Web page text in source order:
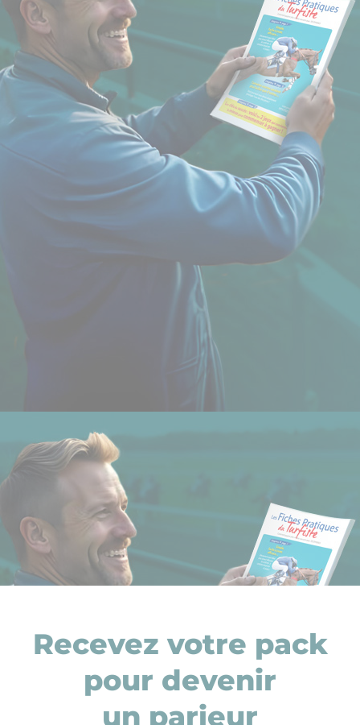
Recevez votre pack
pour devenir
un parieur